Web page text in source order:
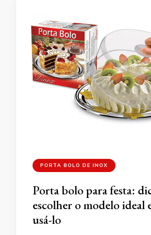
PORTA BOLO DE INOX
Porta bolo para festa:
escolher o modelo ideal
usá-lo